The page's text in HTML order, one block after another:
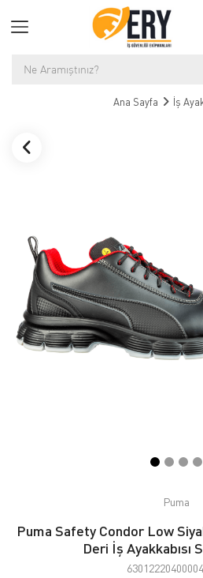
Ana Sayfa İş
Puma
Puma Safety Condor Low
Deri İş Ayakkabısı